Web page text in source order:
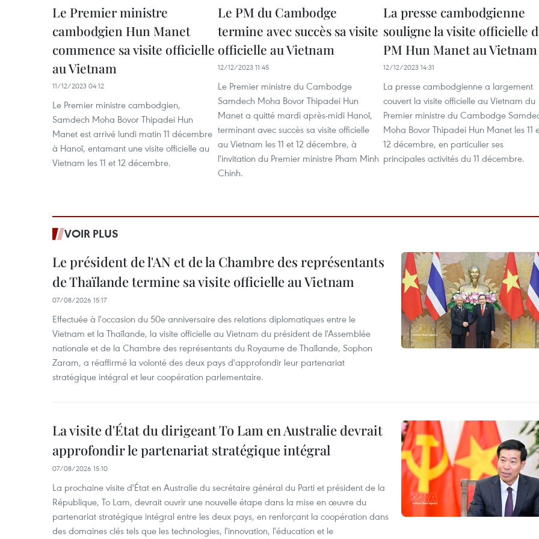
Le Premier ministre
cambodgien Hun Manet
commence sa visite officielle
au Vietnam
11/12/2023 04:12
Le Premier ministre cambodgien,
Samdech Moha Bovor Thipadei Hun
Manet est arrivé lundi matin 11 décembre
à Hanoï, entamant une visite officielle au
Vietnam les 11 et 12 décembre.
Le PM du Cambodge
termine avec succès sa visite
officielle au Vietnam
12/12/2023 11:45
Le Premier ministre du Cambodge
Samdech Moha Bovor Thipadei Hun
Manet a quitté mardi après-midi Hanoï,
terminant avec succès sa visite officielle
au Vietnam les 11 et 12 décembre, à
l'invitation du Premier ministre Pham Minh
Chinh.
La presse cambodgienne
souligne la visite officielle
PM Hun Manet au Vietnam
12/12/2023 14:31
La presse cambodgienne a largement
couvert la visite officielle au Vietnam du
Premier ministre du Cambodge
Moha Bovor Thipadei Hun Manet les 11
12 décembre, en particulier ses
principales activités du 11 décembre.
VOIR PLUS
Le président de l'AN et de la Chambre des représentants
de Thaïlande termine sa visite officielle au Vietnam
07/08/2026 15:17
Effectuée à l'occasion du 50e anniversaire des relations diplomatiques entre le
Vietnam et la Thaïlande, la visite officielle au Vietnam du président de l'Assemblée
nationale et de la Chambre des représentants du Royaume de Thaïlande, Sophon
Zaram, a réaffirmé la volonté des deux pays d'approfondir leur partenariat
stratégique intégral et leur coopération parlementaire.
La visite d'État du dirigeant To Lam en Australie devrait
approfondir le partenariat stratégique intégral
07/08/2026 15:10
La prochaine visite d'État en Australie du secrétaire général du Parti et président de la
République, To Lam, devrait ouvrir une nouvelle étape dans la mise en œuvre du
partenariat stratégique intégral entre les deux pays, en renforçant la coopération dans
des domaines clés tels que les technologies, l'innovation, l'éducation et le